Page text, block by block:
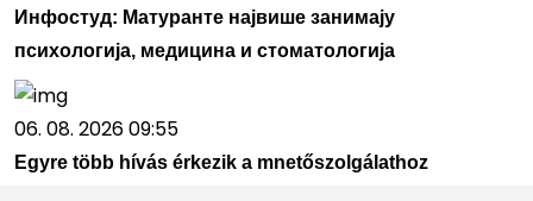
Инфостуд: Матуранте највише занимају
психологија, медицина и стоматологија
06. 08. 2026 09:55
Egyre több hívás érkezik a mnetőszolgálathoz